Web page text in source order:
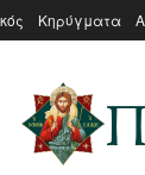
Κηρύγματα